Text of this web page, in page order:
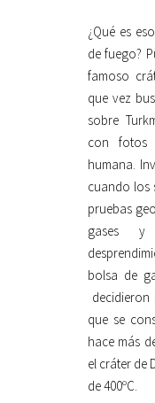
¿Qué es
de fuego?
famoso
que vez
sobre
con fotos
humana.
cuando los
pruebas
gases y
bolsa de
decidieron
que se
hace más
el cráter de
de 400ºC.